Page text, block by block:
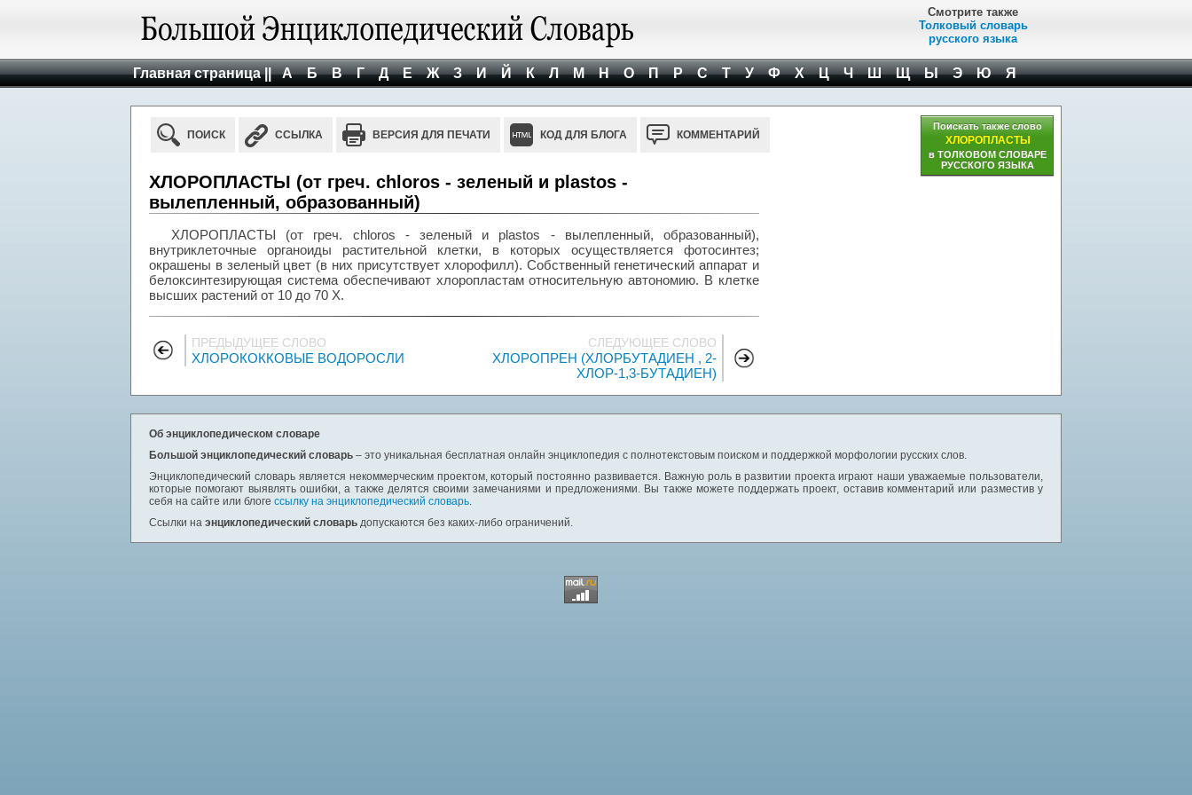
Смотрите также
Толковый словарь
русского языка
Главная страница || А Б В Г Д Е Ж З И Й К Л М Н О П Р С Т У Ф Х Ц Ч Ш Щ Ы Э Ю Я
ПОИСК ССЫЛКА ВЕРСИЯ ДЛЯ ПЕЧАТИ КОД ДЛЯ БЛОГА КОММЕНТАРИЙ
ХЛОРОПЛАСТЫ (от греч. chloros - зеленый и plastos -
вылепленный, образованный)
ХЛОРОПЛАСТЫ (от греч. chloros - зеленый и plastos - вылепленный, образованный),
внутриклеточные органоиды растительной клетки, в которых осуществляется фотосинтез;
окрашены в зеленый цвет (в них присутствует хлорофилл). Собственный генетический аппарат и
белоксинтезирующая система обеспечивают хлоропластам относительную автономию. В клетке
высших растений от 10 до 70 Х.
ПРЕДЫДУЩЕЕ СЛОВО
ХЛОРОКОККОВЫЕ ВОДОРОСЛИ
СЛЕДУЮЩЕЕ СЛОВО
ХЛОРОПРЕН (ХЛОРБУТАДИЕН , 2-
ХЛОР-1,3-БУТАДИЕН)
Поискать также слово
ХЛОРОПЛАСТЫ
в ТОЛКОВОМ СЛОВАРЕ
РУССКОГО ЯЗЫКА
Об энциклопедическом словаре
Большой энциклопедический словарь – это уникальная бесплатная онлайн энциклопедия с полнотекстовым поиском и поддержкой морфологии русских слов.
Энциклопедический словарь является некоммерческим проектом, который постоянно развивается. Важную роль в развитии проекта играют наши уважаемые пользователи,
которые помогают выявлять ошибки, а также делятся своими замечаниями и предложениями. Вы также можете поддержать проект, оставив комментарий или разместив у
себя на сайте или блоге ссылку на энциклопедический словарь.
Ссылки на энциклопедический словарь допускаются без каких-либо ограничений.